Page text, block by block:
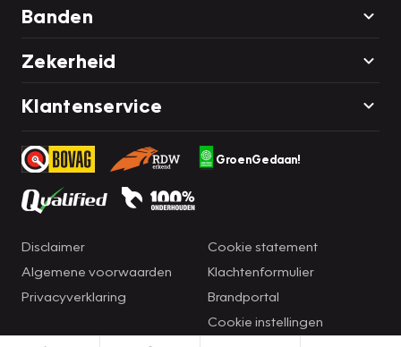
Banden
Zekerheid
Klantenservice
GroenGedaan!
Disclaimer
Algemene voorwaarden
Privacyverklaring
Cookie statement
Klachtenformulier
Brandportal
Cookie instellingen